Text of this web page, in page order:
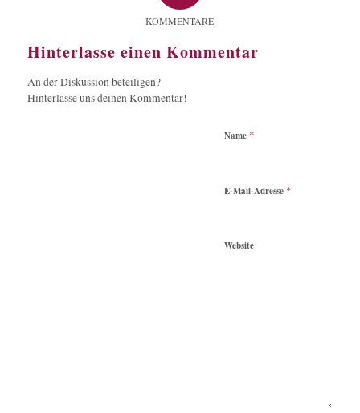
KOMMENTARE
Hinterlasse einen Kommentar
An der Diskussion beteiligen?
Hinterlasse uns deinen Kommentar!
Name *
E-Mail-Adresse *
Website